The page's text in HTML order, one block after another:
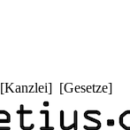
[Kanzlei] [Gesetze]